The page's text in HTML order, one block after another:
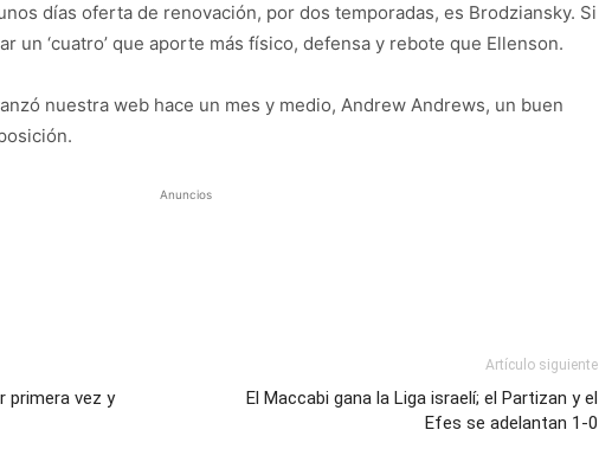
días oferta de renovación, por dos temporadas, es Brodziansky. Si
un ‘cuatro’ que aporte más físico, defensa y rebote que Ellenson.
nuestra web hace un mes y medio, Andrew Andrews, un buen
Anuncios
primera vez y
Artículo siguiente
El Maccabi gana la Liga israelí; el Partizan y el
Efes se adelantan 1-0